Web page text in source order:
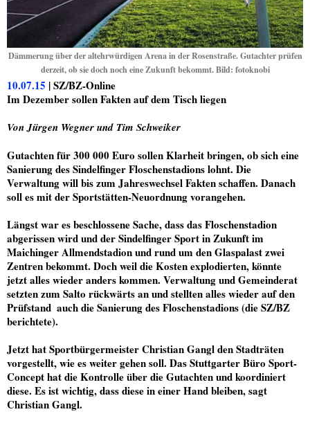
Dämmerung über der altehrwürdigen Arena in der Rosenstraße. Gutachter prüfen
derzeit, ob sie doch noch eine Zukunft bekommt. Bild: fotoknobi
10.07.15 | SZ/BZ-Online
Im Dezember sollen Fakten auf dem Tisch liegen
Von Jürgen Wegner und Tim Schweiker
Gutachten für 300 000 Euro sollen Klarheit bringen, ob sich eine
Sanierung des Sindelfinger Floschenstadions lohnt. Die
Verwaltung will bis zum Jahreswechsel Fakten schaffen. Danach
soll es mit der Sportstätten-Neuordnung vorangehen.
Längst war es beschlossene Sache, dass das Floschenstadion
abgerissen wird und der Sindelfinger Sport in Zukunft im
Maichinger Allmendstadion und rund um den Glaspalast zwei
Zentren bekommt. Doch weil die Kosten explodierten, könnte
jetzt alles wieder anders kommen. Verwaltung und Gemeinderat
setzten zum Salto rückwärts an und stellten alles wieder auf den
Prüfstand  auch die Sanierung des Floschenstadions (die SZ/BZ
berichtete).
Jetzt hat Sportbürgermeister Christian Gangl den Stadträten
vorgestellt, wie es weiter gehen soll. Das Stuttgarter Büro Sport-
Concept hat die Kontrolle über die Gutachten und koordiniert
diese. Es ist wichtig, dass diese in einer Hand bleiben, sagt
Christian Gangl.